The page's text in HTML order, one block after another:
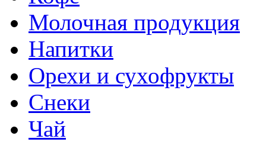
Молочная продукция
Напитки
Орехи и сухофрукты
Снеки
Чай